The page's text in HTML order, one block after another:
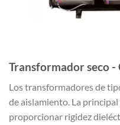
Transformador seco -
Los transformadores de
de aislamiento. La
proporcionar rigidez